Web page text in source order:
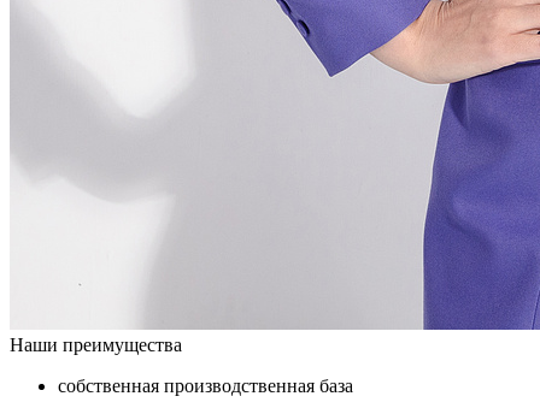
Наши преимущества
собственная производственная база